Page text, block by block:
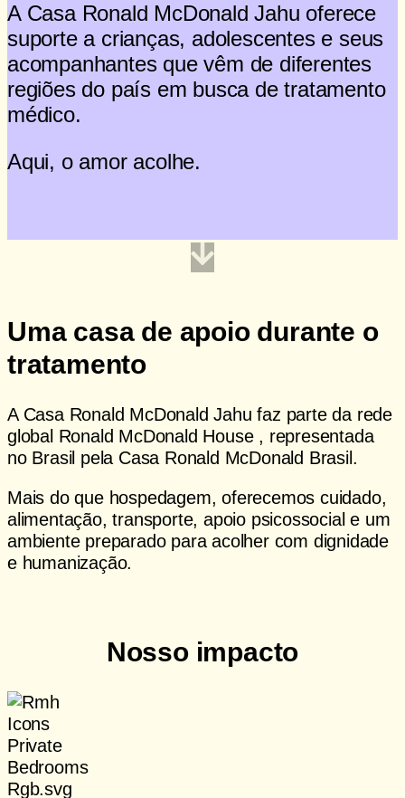
A Casa Ronald McDonald Jahu oferece
suporte a crianças, adolescentes e seus
acompanhantes que vêm de diferentes
regiões do país em busca de tratamento
médico.
Aqui, o amor acolhe.
Uma casa de apoio durante o
tratamento
A Casa Ronald McDonald Jahu faz parte da rede
global Ronald McDonald House , representada
no Brasil pela Casa Ronald McDonald Brasil.
Mais do que hospedagem, oferecemos cuidado,
alimentação, transporte, apoio psicossocial e um
ambiente preparado para acolher com dignidade
e humanização.
Nosso impacto